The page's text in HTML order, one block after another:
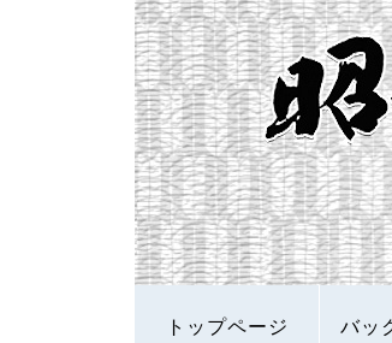
トップページ バッ